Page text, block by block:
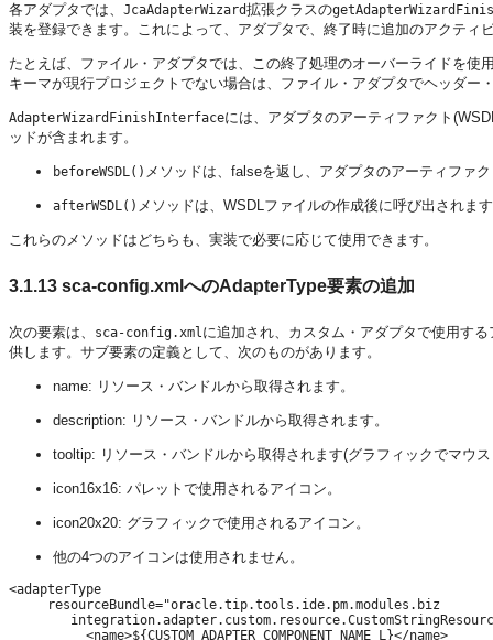
各アダプタでは、 JcaAdapterWizard拡張クラスの
装を登録できます。これによって、アダプタで、終了時に追加のアクティ
たとえば、ファイル・アダプタでは、この終了処理のオーバーライドを使
キーマが現行プロジェクトでない場合は、ファイル・アダプタでヘッダ
AdapterWizardFinishInterfaceには、アダプタのアーティファクト
ッドが含まれます。
beforeWSDL() メソッドは、falseを返し、アダプタのアーティファ
afterWSDL() メソッドは、WSDLファイルの作成後に呼び出されま
これらのメソッドはどちらも、実装で必要に応じて使用できます。
3.1.13 sca-config.xmlへのAdapterType要素の追加
次の要素は、 sca-config.xml に追加され、カスタム・アダプタで使用す
供します。サブ要素の定義として、次のものがあります。
name: リソース・バンドルから取得されます。
description: リソース・バンドルから取得されます。
tooltip: リソース・バンドルから取得されます(グラフィックでマウ
icon16x16: パレットで使用されるアイコン。
icon20x20: グラフィックで使用されるアイコン。
他の4つのアイコンは使用されません。
<adapterType
     resourceBundle="oracle.tip.tools.ide.pm.modules.biz
          <name>${CUSTOM_ADAPTER_COMPONENT_NAME_L}</name>